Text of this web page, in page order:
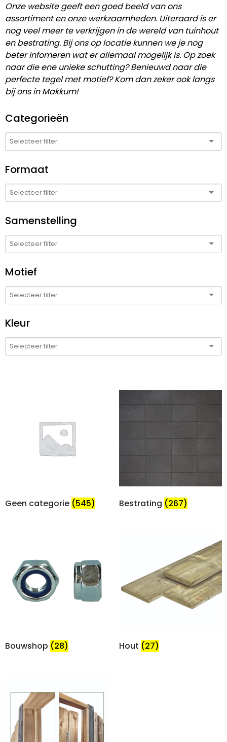
Onze website geeft een goed beeld van ons
assortiment en onze werkzaamheden. Uiteraard is er
nog veel meer te verkrijgen in de wereld van tuinhout
en bestrating. Bij ons op locatie kunnen we je nog
beter infomeren wat er allemaal mogelijk is. Op zoek
naar die ene unieke schutting? Benieuwd naar die
perfecte tegel met motief? Kom dan zeker ook langs
bij ons in Makkum!
Categorieën
Formaat
Samenstelling
Motief
Kleur
Geen categorie (545) Bestrating (267)
Bouwshop (28) Hout (27)